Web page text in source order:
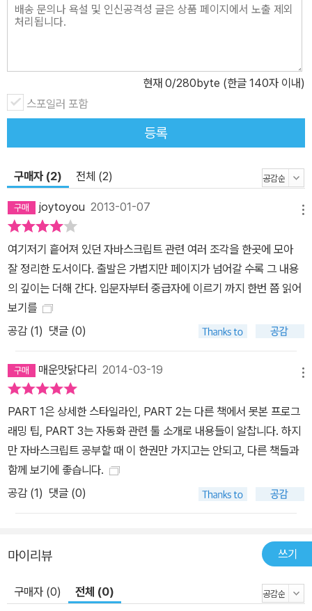
있습니다. 물론 이를 적절하게 잘 이용하면 상당히 유용하지만 단순
히 편하다는 이유로 혹은 동작한다는 이유로 작성하면 나중에 본인도
는 담당자는 어서 빨리 퇴근하고 싶다는 생각만 들 뿐이죠. 즉 생산성
을 떨어뜨리는 장본인이 되는 것입니다. 이 책에서 스타일 가이드라
인과 JSLint를 강조하는 이유입니다. 이 책에서 다루는 내용 대부분
은 흔히 있으면 좋지만 없어도 그만인 것으로 생각하기 쉽습니다. 그
러나 실제로는 'Part 2 프로그래밍 프랙티스'를 제외하고는 자바스크
립트뿐만 아니라 다른 프로그래밍 언어로 개발할 때에도 반드시 필요
한 것입니다. 특히 'Part 3 자동화'에서 다루는 내용은 빌드 및 테스
트를 자동으로 해주는 CI로 연결되는데 CI는 선택이 아니라 필수라
말하고 싶습니다. 예를 들면 우리는 몸 상태를 알아보기 위해 건강검
진을 받거나 인바디 검사를 받습니다. 이런 검사를 우리 몸에 변화가
있을 때마다 우리도 모르는 사이에 자동으로 해준다면 정말 편할 겁
니다. 게다가 지속적으로 몸의 상태를 알 수 있으니 건강 관리도 더 열
심히 하게 될 것입니다. 이와 마찬가지로 CI는 코드에 변화가 있을 때
마다 또는 주기적으로 검사를 수행해서 코드의 품질을 확인하고 자동
코드 품질을 지속적으로 관리할 수 있도록 환기시켜 주는 역할을 합
니다. 설명이 길었습니다만 제가 이 책을 처음 읽었을 때 느꼈던 많은
지막으로, 부족한 제 번역을 교정해주시느라 고생하셨을 조희진 에디
터님과 박민아 에디터님께 정말 감사하다는 말씀 드리고 싶습니다.
옮긴이_김광호 지은이의 말 웹 개발의 전문화는 어렵고 복잡한 과정
을 거쳐 이루어져 왔습니다. 야후 같은 대기업에서도 웹을 전문화시
키는 과정에서 많은 시행착오를 겪어왔습니다. 물론 소규모의 기업에
서 모든 웹 서비스를 혼자 담당하는 사람이라면 무엇이든 원하는 대
경에서 일하게 되면서 지금껏 소규모 전투에서 혼자 싸워왔던 군인들
습니다. 저는 1990년대 후반부터 자바스크립트를 공부했습니다. 당
현재 0/280byte (한글 140자 이내)
스포일러 포함
등록
구매자 (2) 전체 (2)
joytoyou 2013-01-07
여기저기 흩어져 있던 자바스크립트 관련 여러 조각을 한곳에 모아
잘 정리한 도서이다. 출발은 가볍지만 페이지가 넘어갈 수록 그 내용
의 깊이는 더해 간다. 입문자부터 중급자에 이르기 까지 한번 쯤 읽어
보기를
공감 (1) 댓글 (0)
매운맛닭다리 2014-03-19
PART 1은 상세한 스타일라인, PART 2는 다른 책에서 못본 프로그
래밍 팁, PART 3는 자동화 관련 툴 소개로 내용들이 알찹니다. 하지
만 자바스크립트 공부할 때 이 한권만 가지고는 안되고, 다른 책들과
함께 보기에 좋습니다.
공감 (1) 댓글 (0)
마이리뷰 쓰기
구매자 (0) 전체 (0)